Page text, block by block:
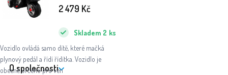
Černá
Vozidlo ovládá samo dítě, které mačká
plynový pedál a řídí řídítka. Vozidlo je
obecně určeno pro ven
Skladem 2 ks
2 479 Kč
O společnosti